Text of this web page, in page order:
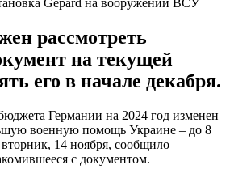
рассмотреть
на текущей
его в начале декабря.
Германии на 2024 год изменен
военную помощь Украине – до 8
14 ноября, сообщило
с документом.